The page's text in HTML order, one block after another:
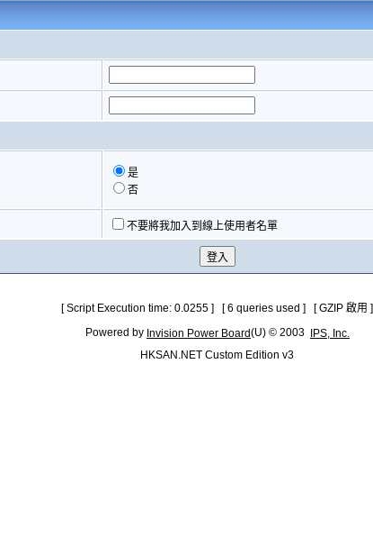
是
否
不要將我加入到線上使用者名單
[ Script Execution time: 0.0255 ] [ 6 queries used ] [ GZIP 啟用 ]
Powered by Invision Power Board(U) © 2003
IPS, Inc.
HKSAN.NET Custom Edition v3